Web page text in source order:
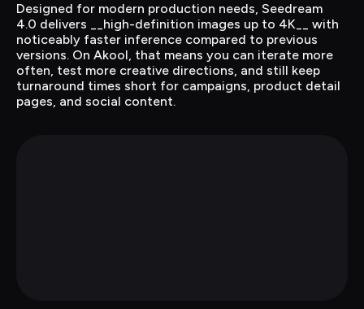
Designed for modern production needs, Seedream
4.0 delivers __high-definition images up to 4K__ with
noticeably faster inference compared to previous
versions. On Akool, that means you can iterate more
often, test more creative directions, and still keep
turnaround times short for campaigns, product detail
pages, and social content.